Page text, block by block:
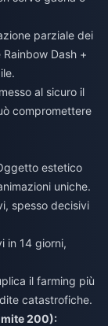
parziale dei
Dash +
al sicuro il
compromettere
estetico
uniche.
spesso decisivi
in 14 giorni,
il farming più
catastrofiche.
200):